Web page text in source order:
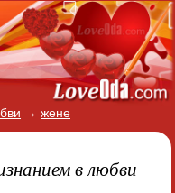
→ жене
в любви